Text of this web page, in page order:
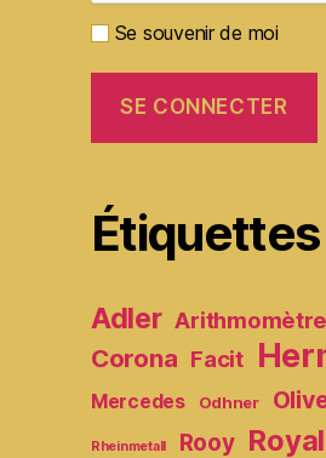
Se souvenir de moi
Étiquettes
Adler
Corona Facit
Mercedes Odhner
Rheinmetall Rooy Royal